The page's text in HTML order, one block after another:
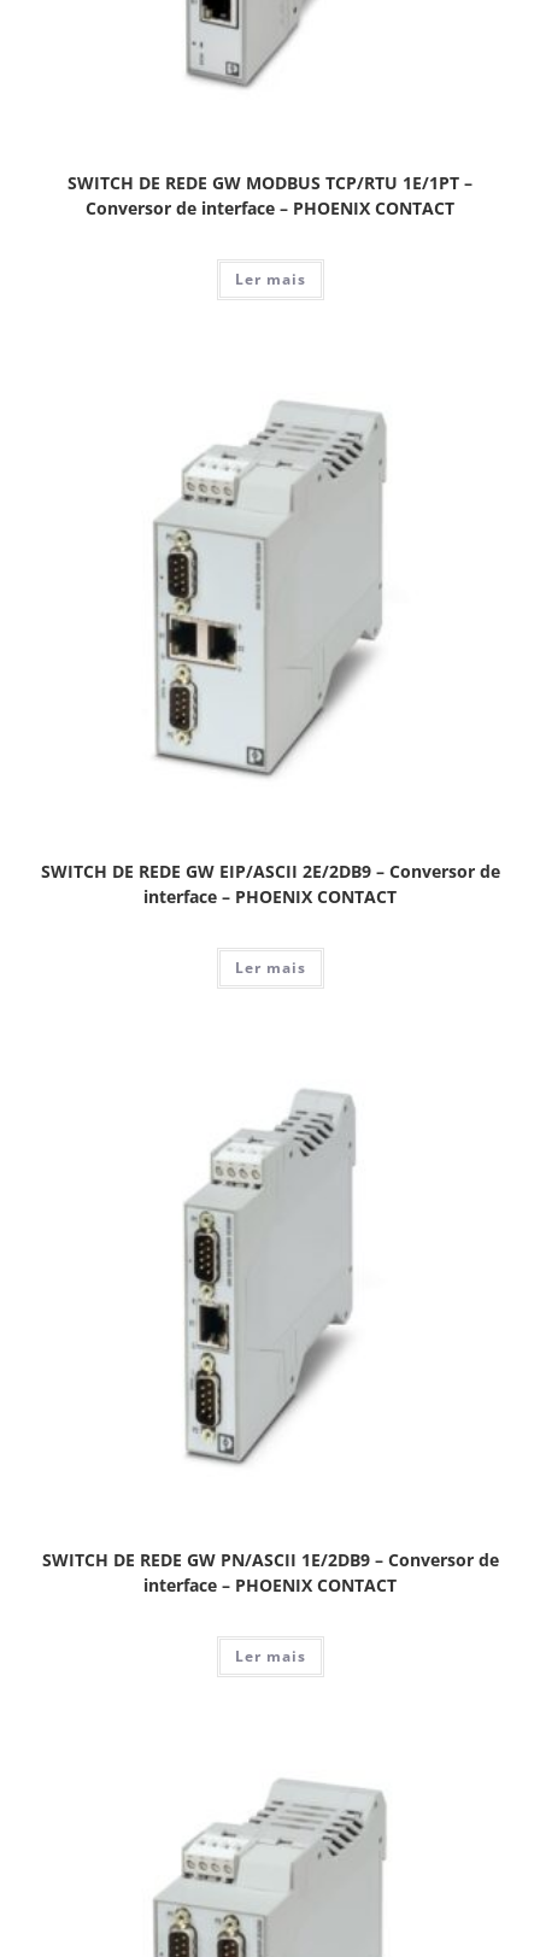
SWITCH DE REDE GW MODBUS TCP/RTU 1E/1PT –
Conversor de interface – PHOENIX CONTACT
Ler mais
SWITCH DE REDE GW EIP/ASCII 2E/2DB9 – Conversor de
interface – PHOENIX CONTACT
Ler mais
SWITCH DE REDE GW PN/ASCII 1E/2DB9 – Conversor de
interface – PHOENIX CONTACT
Ler mais